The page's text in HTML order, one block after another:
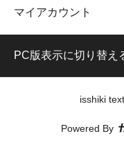
マイアカウント
PC版表示に切り替え
isshiki
Powered By